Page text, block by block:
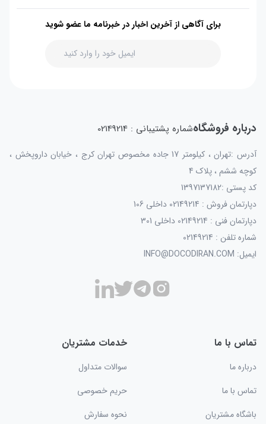
برای آگاهی از آخرین اخبار در خبرنامه ما عضو شوید
درباره فروشگاهشماره پشتیبانی : 02149214
آدرس :تهران ، کیلومتر 17 جاده مخصوص تهران کرج ، خیابان داروپخش ،
کوچه ششم ، پلاک 4
کد پستی :1397137182
دپارتمان فروش : 02149214 داخلی 106
دپارتمان فنی : 02149214 داخلی 301
شماره تلفن : 02149214
ایمیل: INFO@DOCODIRAN.COM
تماس با ما
درباره ما
تماس با ما
باشگاه مشتریان
خدمات مشتریان
سوالات متداول
حریم خصوصی
نحوه سفارش